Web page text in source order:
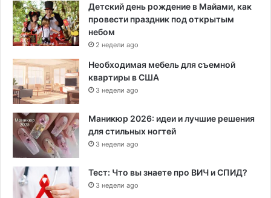
Детский день рождение в Майами, как
провести праздник под открытым
небом
2 недели ago
Необходимая мебель для съемной
квартиры в США
3 недели ago
Маникюр 2026: идеи и лучшие решения
для стильных ногтей
3 недели ago
Тест: Что вы знаете про ВИЧ и СПИД?
3 недели ago